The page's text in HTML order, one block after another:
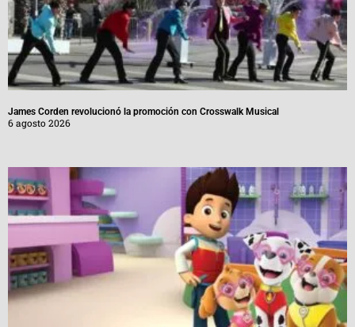
James Corden revolucionó la promoción con Crosswalk Musical
6 agosto 2026